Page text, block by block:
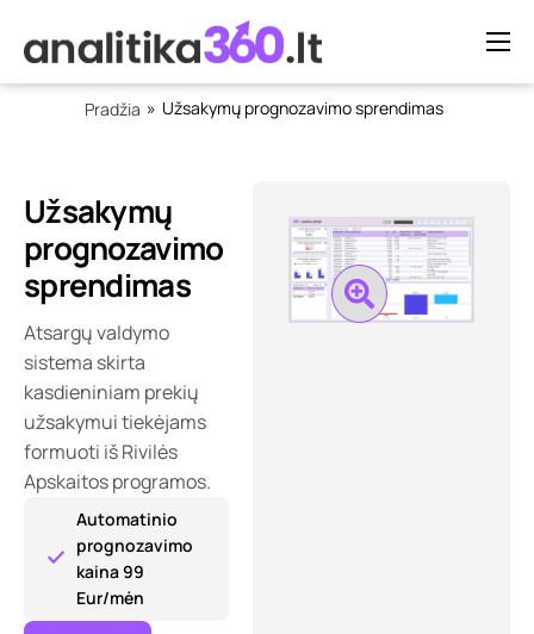
Verslo analitika
Blog’as
Apie mus
Susisiekime
Pradžia » Užsakymų prognozavimo sprendimas
Užsakymų
prognozavimo
sprendimas
Atsargų valdymo
sistema skirta
kasdieniniam prekių
užsakymui tiekėjams
formuoti iš Rivilės
Apskaitos programos.
Automatinio
prognozavimo
kaina 99
Eur/mėn